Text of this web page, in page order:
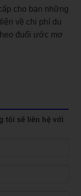
cho bạn những
về chi phí du
đuổi ước mơ
tôi sẽ liên hệ với